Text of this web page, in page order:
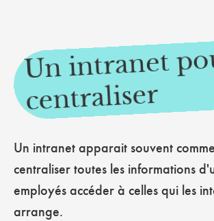
Un intranet
centraliser
Un intranet apparait souvent
centraliser toutes les informations
employés accéder à celles qui les
arrange.